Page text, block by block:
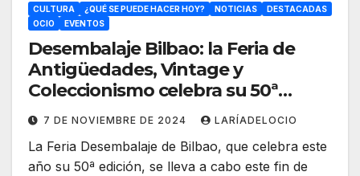
CULTURA ¿QUÉ SE PUEDE HACER HOY? NOTICIAS
DESTACADAS
OCIO
EVENTOS
Desembalaje Bilbao: la Feria de
Antigüedades, Vintage y
Coleccionismo celebra su 50ª
edición
7 DE NOVIEMBRE DE 2024 LARÍADELOCIO
La Feria Desembalaje de Bilbao, que celebra este
año su 50ª edición, se lleva a cabo este fin de